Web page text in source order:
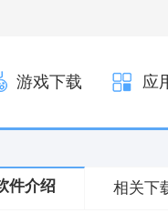
游戏下载 应
件介绍 相关下